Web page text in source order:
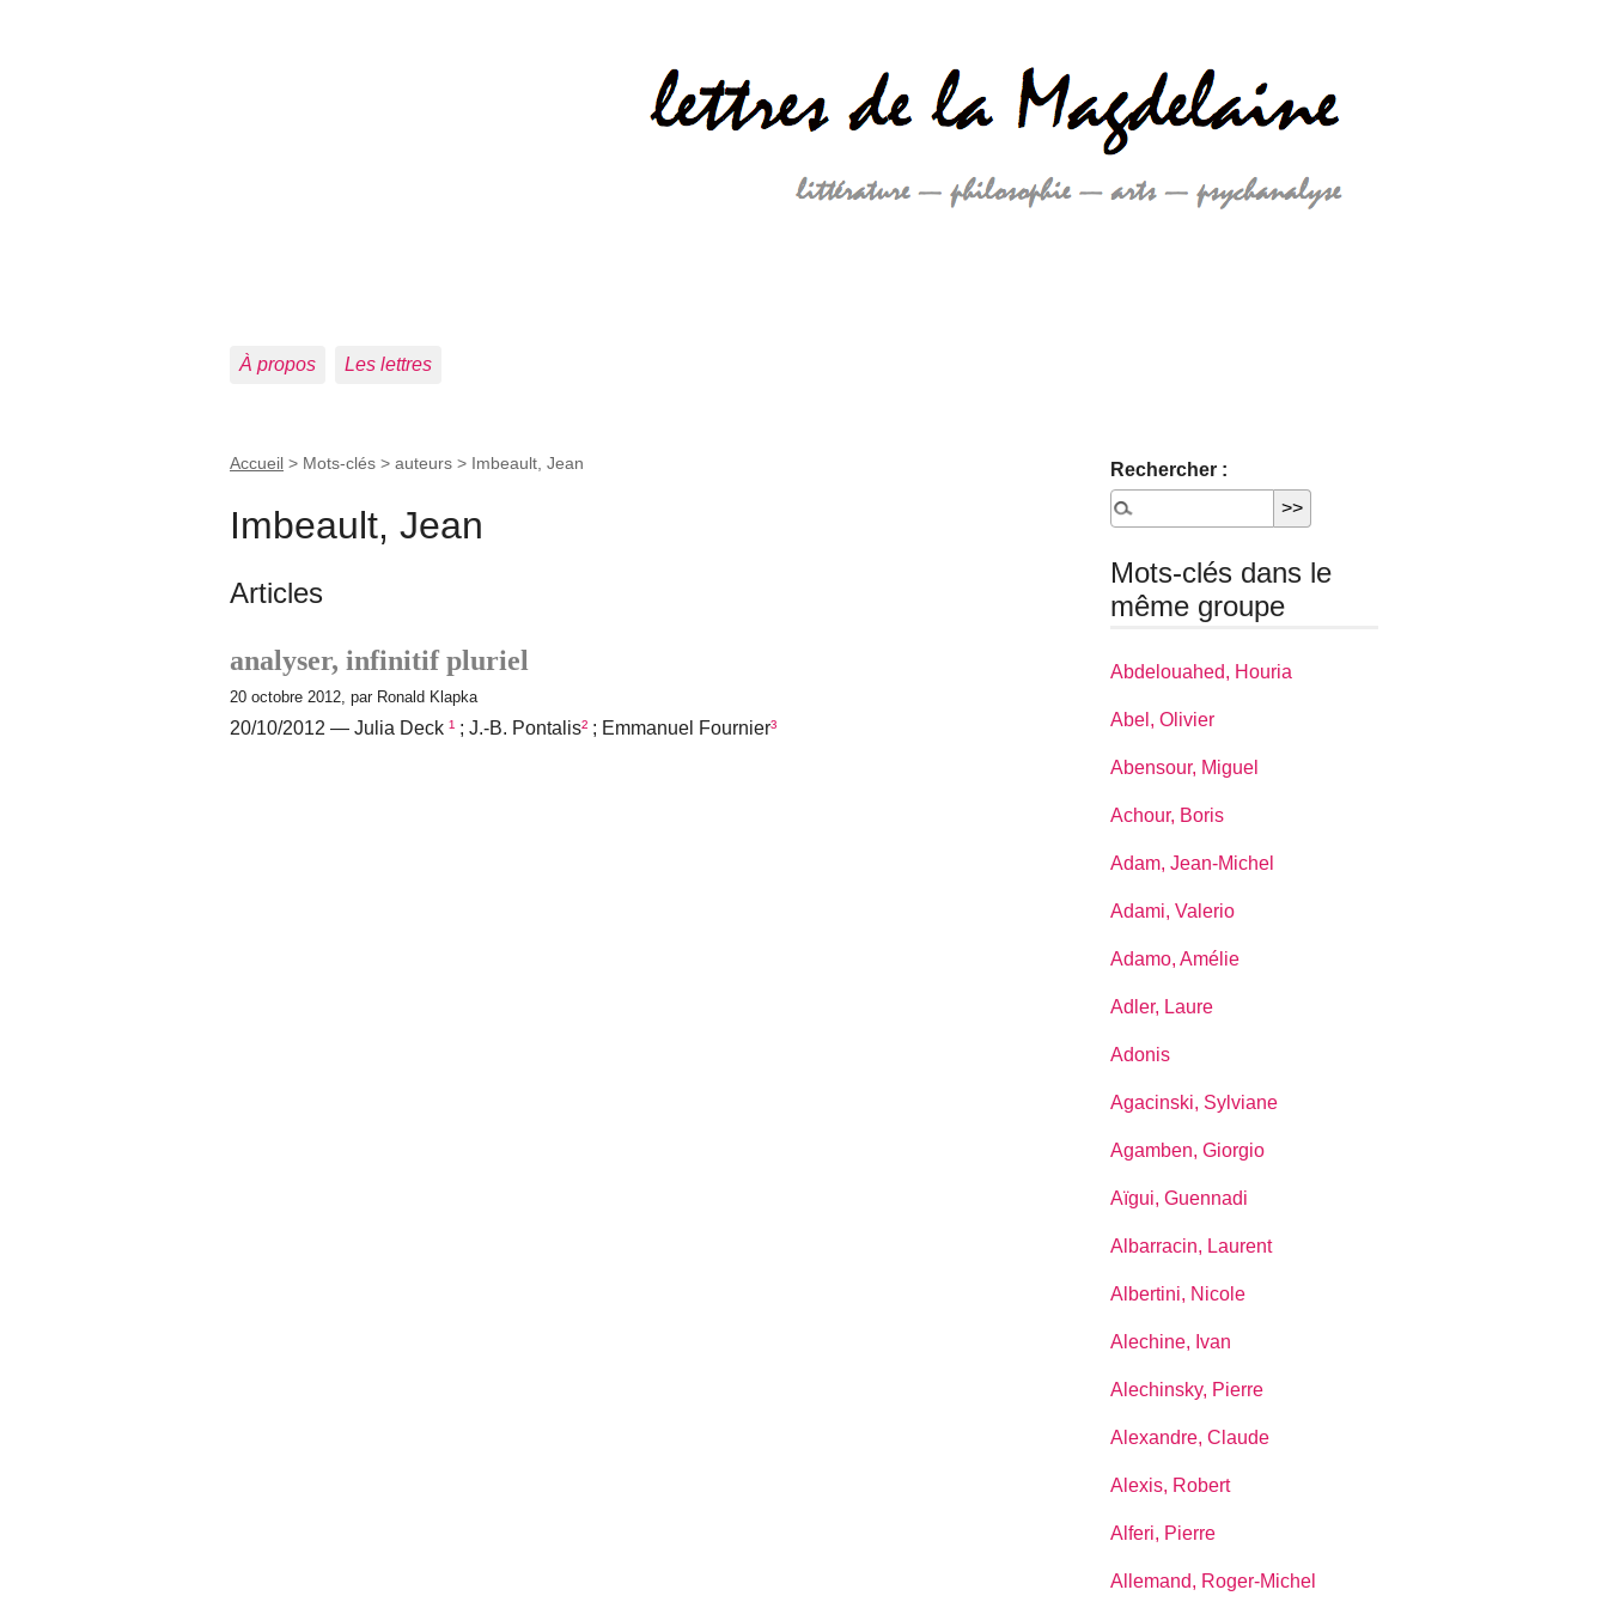
À propos Les lettres
Accueil > Mots-clés > auteurs > Imbeault, Jean
Imbeault, Jean
Articles
analyser, infinitif pluriel
20 octobre 2012, par Ronald Klapka
20/10/2012 — Julia Deck ¹ ; J.-B. Pontalis² ; Emmanuel Fournier³
Rechercher :
Mots-clés dans le
même groupe
Abdelouahed, Houria
Abel, Olivier
Abensour, Miguel
Achour, Boris
Adam, Jean-Michel
Adami, Valerio
Adamo, Amélie
Adler, Laure
Adonis
Agacinski, Sylviane
Agamben, Giorgio
Aïgui, Guennadi
Albarracin, Laurent
Albertini, Nicole
Alechine, Ivan
Alechinsky, Pierre
Alexandre, Claude
Alexis, Robert
Alferi, Pierre
Allemand, Roger-Michel